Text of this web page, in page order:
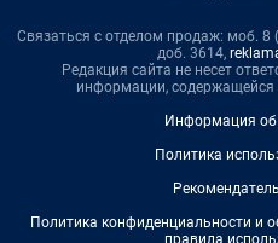
Связаться с отделом продаж: моб. 8
доб. 3614,
Редакция сайта не несет
информации, содержащейся
Информация об
Политика
Политика конфиденциальности и
правила